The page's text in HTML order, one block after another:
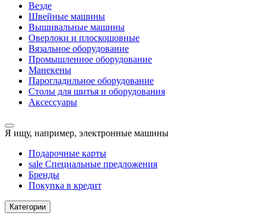
Везде
Швейные машины
Вышивальные машины
Оверлоки и плоскошовные
Вязальное оборудование
Промышленное оборудование
Манекены
Парогладильное оборудование
Столы для шитья и оборудования
Аксессуары
Я ищу, например, электронные машины
Подарочные карты
sale Специальные предложения
Бренды
Покупка в кредит
Категории